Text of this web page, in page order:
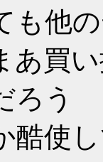
も他
あ買
ろう
酷使